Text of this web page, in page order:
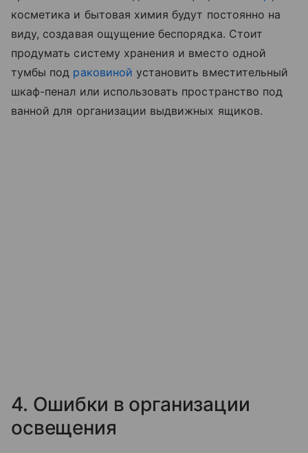
косметика и бытовая химия будут постоянно на
виду, создавая ощущение беспорядка. Стоит
продумать систему хранения и вместо одной
тумбы под раковиной установить вместительный
шкаф-пенал или использовать пространство под
ванной для организации выдвижных ящиков.
4. Ошибки в организации
освещения